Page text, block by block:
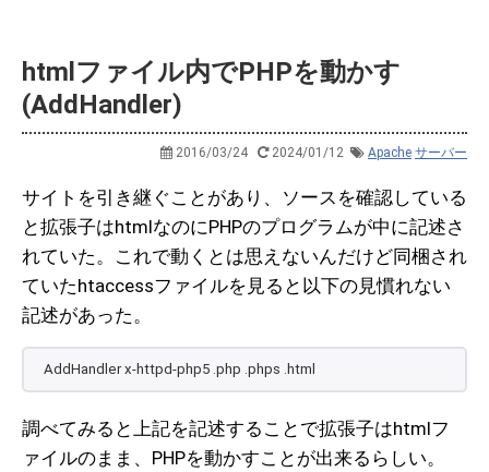
htmlファイル内でPHPを動かす
(AddHandler)
2016/03/24 2024/01/12 Apache サーバー
サイトを引き継ぐことがあり、ソースを確認している
と拡張子はhtmlなのにPHPのプログラムが中に記述さ
れていた。これで動くとは思えないんだけど同梱され
ていたhtaccessファイルを見ると以下の見慣れない
記述があった。
AddHandler x-httpd-php5 .php .phps .html
調べてみると上記を記述することで拡張子はhtmlフ
ァイルのまま、PHPを動かすことが出来るらしい。